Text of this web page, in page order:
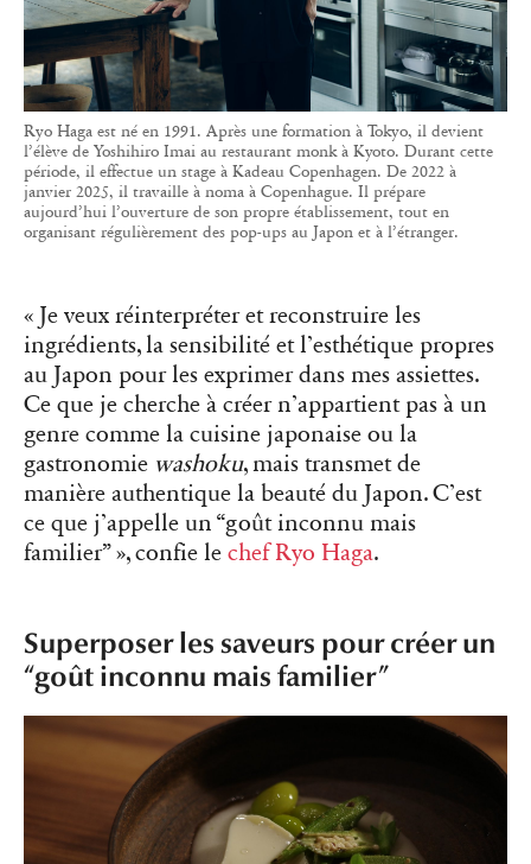
Ryo Haga est né en 1991. Après une formation à Tokyo, il devient
l’élève de Yoshihiro Imai au restaurant monk à Kyoto. Durant cette
période, il effectue un stage à Kadeau Copenhagen. De 2022 à
janvier 2025, il travaille à noma à Copenhague. Il prépare
aujourd’hui l’ouverture de son propre établissement, tout en
organisant régulièrement des pop-ups au Japon et à l’étranger.
« Je veux réinterpréter et reconstruire les
ingrédients, la sensibilité et l’esthétique propres
au Japon pour les exprimer dans mes assiettes.
Ce que je cherche à créer n’appartient pas à un
genre comme la cuisine japonaise ou la
gastronomie washoku, mais transmet de
manière authentique la beauté du Japon. C’est
ce que j’appelle un “goût inconnu mais
familier” », confie le chef Ryo Haga.
Superposer les saveurs pour créer un
“goût inconnu mais familier”